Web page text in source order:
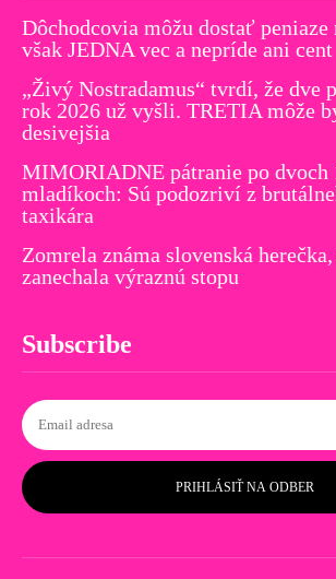
Dôchodcovia môžu dostať peniaze
však JEDNA vec a nepríde ani cent
„Živý Nostradamus“ tvrdí, že dve
rok 2026 už vyšli. TRETIA môže
desivejšia
MIMORIADNE pátranie po dvoch
mladíkoch: Sú podozriví z
taxikára
Zomrela známa slovenská
zanechala výraznú stopu
Subscribe
PRIHLÁSIŤ NA ODBER